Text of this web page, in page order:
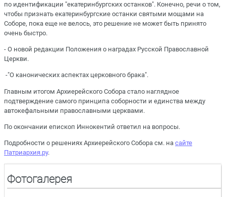
по идентификации "екатеринбургских останков". Конечно, речи о том,
чтобы признать екатеринбургские останки святыми мощами на
Соборе, пока еще не велось, это решение не может быть принято
очень быстро.
- О новой редакции Положения о наградах Русской Православной
Церкви.
-"О канонических аспектах церковного брака".
Главным итогом Архиерейского Собора стало наглядное
подтверждение самого принципа соборности и единства между
автокефальными православными церквами.
По окончании епископ Иннокентий ответил на вопросы.
Подробности о решениях Архиерейского Собора см. на сайте
Патриархия.ру.
Фотогалерея